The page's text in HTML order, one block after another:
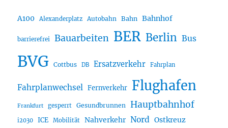
A100 Alexanderplatz Autobahn Bahn Bahnhof
barrierefrei Bauarbeiten BER Berlin Bus
BVG Cottbus DB Ersatzverkehr Fahrplan
Fahrplanwechsel Fernverkehr Flughafen
Frankfurt gesperrt Gesundbrunnen Hauptbahnhof
i2030 ICE Mobilität Nahverkehr Nord Ostkreuz